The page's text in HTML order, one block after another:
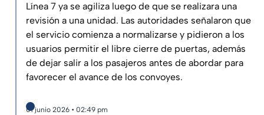
Línea 7 ya se agiliza luego de que se realizara una
revisión a una unidad. Las autoridades señalaron que
el servicio comienza a normalizarse y pidieron a los
usuarios permitir el libre cierre de puertas, además
de dejar salir a los pasajeros antes de abordar para
favorecer el avance de los convoyes.
01 junio 2026 • 02:49 pm